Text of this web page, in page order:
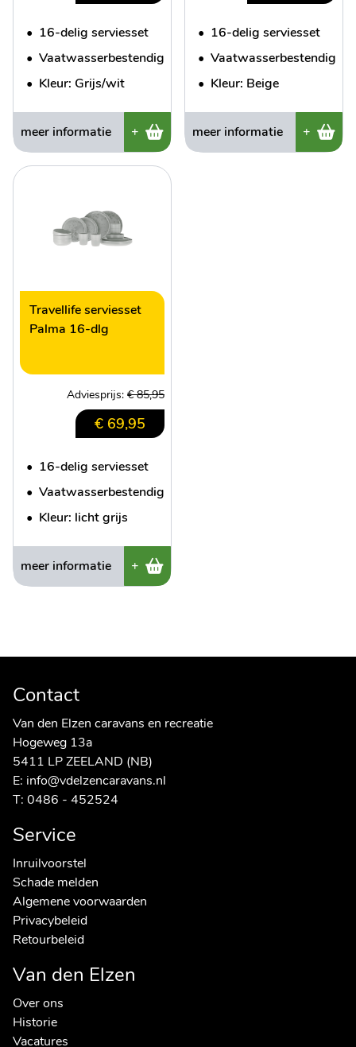
• 16-delig serviesset
• Vaatwasserbestendig
• Kleur: Grijs/wit
meer informatie +
• 16-delig serviesset
• Vaatwasserbestendig
• Kleur: Beige
meer informatie +
Travellife serviesset
Palma 16-dlg
Adviesprijs: € 85,95
€ 69,95
• 16-delig serviesset
• Vaatwasserbestendig
• Kleur: licht grijs
meer informatie +
Contact
Van den Elzen caravans en recreatie
Hogeweg 13a
5411 LP ZEELAND (NB)
E: info@vdelzencaravans.nl
T: 0486 - 452524
Service
Inruilvoorstel
Schade melden
Algemene voorwaarden
Privacybeleid
Retourbeleid
Van den Elzen
Over ons
Historie
Vacatures